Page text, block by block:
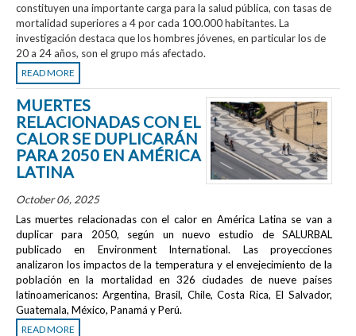
constituyen una importante carga para la salud pública, con tasas de
mortalidad superiores a 4 por cada 100.000 habitantes. La
investigación destaca que los hombres jóvenes, en particular los de
20 a 24 años, son el grupo más afectado.
READ MORE
MUERTES
RELACIONADAS CON EL
CALOR SE DUPLICARÁN
PARA 2050 EN AMÉRICA
LATINA
October 06, 2025
Las muertes relacionadas con el calor en América Latina se van a
duplicar para 2050, según un nuevo estudio de SALURBAL
publicado en Environment International. Las proyecciones
analizaron los impactos de la temperatura y el envejecimiento de la
población en la mortalidad en 326 ciudades de nueve países
latinoamericanos: Argentina, Brasil, Chile, Costa Rica, El Salvador,
Guatemala, México, Panamá y Perú.
READ MORE